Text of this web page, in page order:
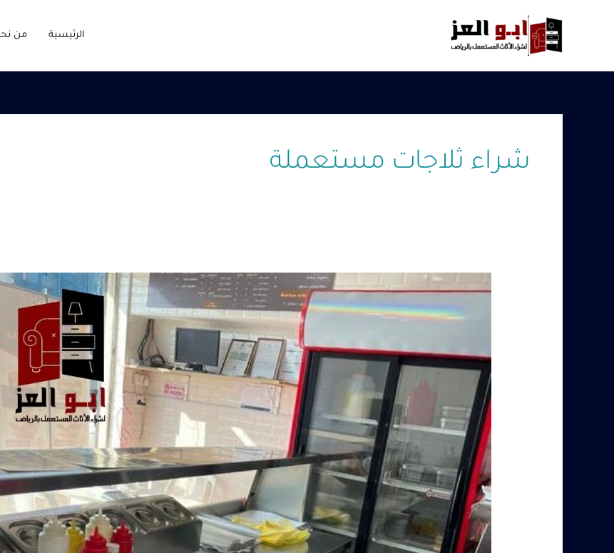
الرئيسية من
شراء ثلاجات مستعملة
محلات
ومعدات
مستعملة
فورًا
نقدًا
–
0560485279
–
ابو
العز